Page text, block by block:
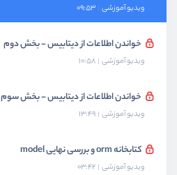
ویدیو آموزشی 09:53
خواندن اطلاعات از دیتابیس - بخش دوم
ویدیو آموزشی 10:58
خواندن اطلاعات از دیتابیس - بخش سوم
ویدیو آموزشی 13:49
کتابخانه‌ orm و بررسی نهایی model
ویدیو آموزشی 03:42